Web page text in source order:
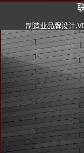
制造业品牌设计